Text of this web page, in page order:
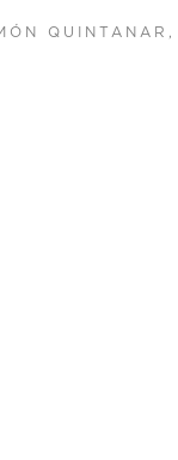
QUINTANAR,